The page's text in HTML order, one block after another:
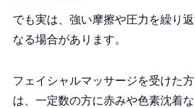
でも実は、強い摩擦や圧力を繰り
なる場合があります。
フェイシャルマッサージを受けた
は、一定数の方に赤みや色素沈着